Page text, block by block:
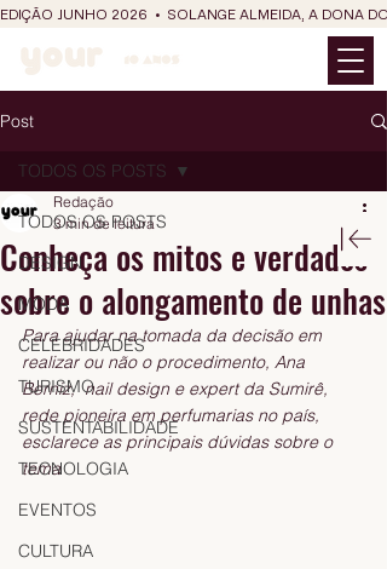
EDIÇÃO JUNHO 2026  •  SOLANGE ALMEIDA, A DONA
Post
TODOS OS POSTS
DESIGN
MODA
CELEBRIDADES
TURISMO
SUSTENTABILIDADE
TECNOLOGIA
EVENTOS
CULTURA
TODOS OS POSTS
Conheça os mitos e verdades
sobre o alongamento de unhas
Redação
3 min de leitura
Para ajudar na tomada da decisão em
realizar ou não o procedimento, Ana
Berniz,  nail design e expert da Sumirê,
rede pioneira em perfumarias no país,
esclarece as principais dúvidas sobre o
tema